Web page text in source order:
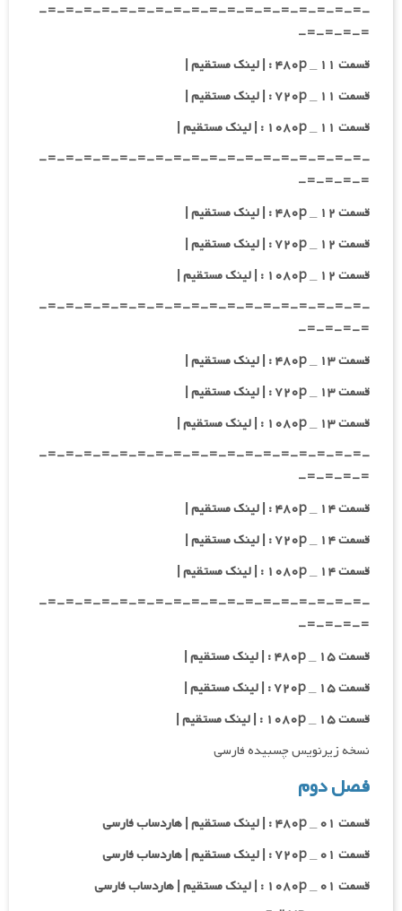
-=-=-=-=-=-=-=-=-=-=-=-=-=-=-=-=-=-=-
=-=-=-=-
قسمت ۱۱ _ ۴۸۰p : | لینک مستقیم |
قسمت ۱۱ _ ۷۲۰p : | لینک مستقیم |
قسمت ۱۱ _ ۱۰۸۰p : | لینک مستقیم |
-=-=-=-=-=-=-=-=-=-=-=-=-=-=-=-=-=-=-
=-=-=-=-
قسمت ۱۲ _ ۴۸۰p : | لینک مستقیم |
قسمت ۱۲ _ ۷۲۰p : | لینک مستقیم |
قسمت ۱۲ _ ۱۰۸۰p : | لینک مستقیم |
-=-=-=-=-=-=-=-=-=-=-=-=-=-=-=-=-=-=-
=-=-=-=-
قسمت ۱۳ _ ۴۸۰p : | لینک مستقیم |
قسمت ۱۳ _ ۷۲۰p : | لینک مستقیم |
قسمت ۱۳ _ ۱۰۸۰p : | لینک مستقیم |
-=-=-=-=-=-=-=-=-=-=-=-=-=-=-=-=-=-=-
=-=-=-=-
قسمت ۱۴ _ ۴۸۰p : | لینک مستقیم |
قسمت ۱۴ _ ۷۲۰p : | لینک مستقیم |
قسمت ۱۴ _ ۱۰۸۰p : | لینک مستقیم |
-=-=-=-=-=-=-=-=-=-=-=-=-=-=-=-=-=-=-
=-=-=-=-
قسمت ۱۵ _ ۴۸۰p : | لینک مستقیم |
قسمت ۱۵ _ ۷۲۰p : | لینک مستقیم |
قسمت ۱۵ _ ۱۰۸۰p : | لینک مستقیم |
نسخه زیرنویس چسبیده فارسی
فصل دوم
قسمت ۰۱ _ ۴۸۰p : | لینک مستقیم | هاردساب فارسی
قسمت ۰۱ _ ۷۲۰p : | لینک مستقیم | هاردساب فارسی
قسمت ۰۱ _ ۱۰۸۰p : | لینک مستقیم | هاردساب فارسی